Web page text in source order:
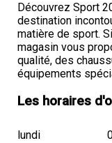
Découvrez Sport
destination
matière de sport.
magasin vous
qualité, des
équipements
Les horaires
lundi